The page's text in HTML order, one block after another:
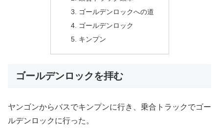
ゴールデンロックへの道
ゴールデンロック
キンプン
ゴールデンロックを拝む
ヤンゴンからバスでキンプンに行き、乗合トラックでゴー
ルデンロックに行った。